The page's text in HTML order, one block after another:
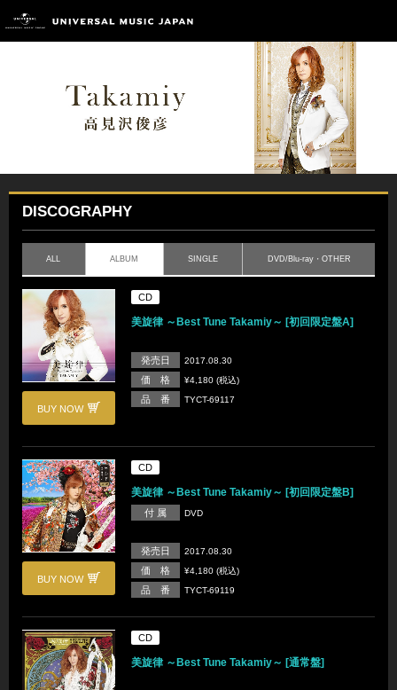
DISCOGRAPHY
ALL ALBUM SINGLE DVD/Blu-ray・OTHER
BUY NOW
CD
美旋律 ～Best Tune Takamiy～ [初回限定盤A]
発売日 2017.08.30
価 格 ¥4,180 (税込)
品 番 TYCT-69117
BUY NOW
CD
美旋律 ～Best Tune Takamiy～ [初回限定盤B]
付 属 DVD
発売日 2017.08.30
価 格 ¥4,180 (税込)
品 番 TYCT-69119
CD
美旋律 ～Best Tune Takamiy～ [通常盤]